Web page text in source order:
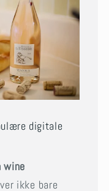
digitale
wine
ikke bare